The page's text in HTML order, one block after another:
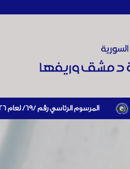
المرسوم الرئاسي رقم /69/ لعام 2026 .. دعم ضريبي للمنشآت المتضررة في إطار مسار التعافي الاقتصادي وإعادة تنشيط الإنتاج